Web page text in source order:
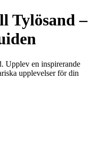
Tylösand –
Upplev en inspirerande
upplevelser för din